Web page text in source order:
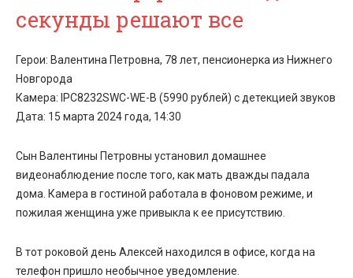
секунды решают все
Герои: Валентина Петровна, 78 лет, пенсионерка из Нижнего
Новгорода
Камера: IPC8232SWC-WE-B (5990 рублей) с детекцией звуков
Дата: 15 марта 2024 года, 14:30
Сын Валентины Петровны установил домашнее
видеонаблюдение после того, как мать дважды падала
дома. Камера в гостиной работала в фоновом режиме, и
пожилая женщина уже привыкла к ее присутствию.
В тот роковой день Алексей находился в офисе, когда на
телефон пришло необычное уведомление.